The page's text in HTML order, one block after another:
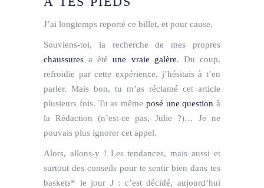
J’ai longtemps reporté ce billet, et pour cause.
Souviens-toi, la recherche de mes propres
chaussures a étéune vraie galère. Du coup,
refroidie par cette expérience, j’hésitais à t’en
parler. Mais bon, tu m’as réclamé cet article
plusieurs fois. Tu as même posé une question à
la Rédaction (n’est-ce pas, Julie ?)… Je ne
pouvais plus ignorer cet appel.
Alors, allons-y ! Les tendances, mais aussi et
surtout des conseils pour te sentir bien dans tes
baskets* le jour J : c’est décidé, aujourd’hui